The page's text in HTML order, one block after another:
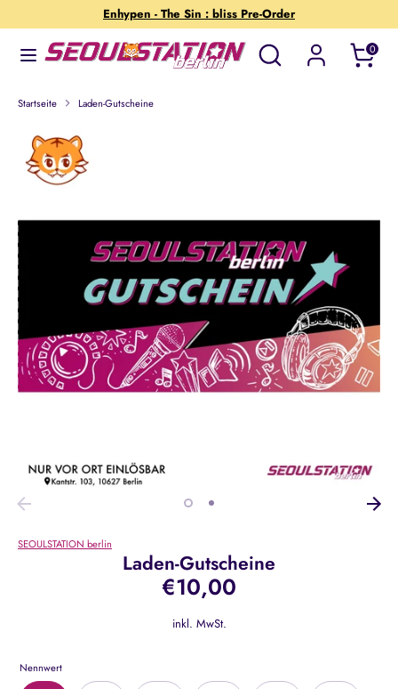
zum
Inhalt
Enhypen - The Sin : bliss Pre-Order
Suchen
Wonach
suchst
0
suchst
Startseite Laden-Gutscheine
SEOULSTATION berlin
Laden-Gutscheine
€10,00
inkl. MwSt.
Nennwert